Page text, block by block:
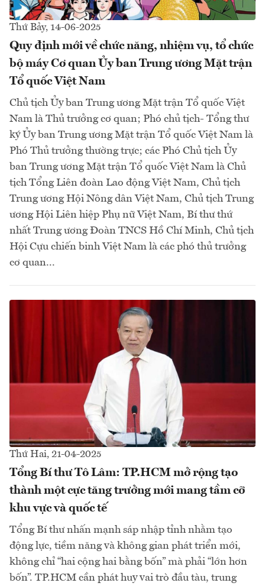
Thứ Bảy, 14-06-2025
Quy định mới về chức năng, nhiệm vụ, tổ chức
bộ máy Cơ quan Ủy ban Trung ương Mặt trận
Tổ quốc Việt Nam
Chủ tịch Ủy ban Trung ương Mặt trận Tổ quốc Việt
Nam là Thủ trưởng cơ quan; Phó chủ tịch- Tổng thư
ký Ủy ban Trung ương Mặt trận Tổ quốc Việt Nam là
Phó Thủ trưởng thường trực; các Phó Chủ tịch Ủy
ban Trung ương Mặt trận Tổ quốc Việt Nam là Chủ
tịch Tổng Liên đoàn Lao động Việt Nam, Chủ tịch
Trung ương Hội Nông dân Việt Nam, Chủ tịch Trung
ương Hội Liên hiệp Phụ nữ Việt Nam, Bí thư thứ
nhất Trung ương Đoàn TNCS Hồ Chí Minh, Chủ tịch
Hội Cựu chiến binh Việt Nam là các phó thủ trưởng
cơ quan...
Thứ Hai, 21-04-2025
Tổng Bí thư Tô Lâm: TP.HCM mở rộng tạo
thành một cực tăng trưởng mới mang tầm cỡ
khu vực và quốc tế
Tổng Bí thư nhấn mạnh sáp nhập tỉnh nhằm tạo
động lực, tiềm năng và không gian phát triển mới,
không chỉ “hai cộng hai bằng bốn” mà phải “lớn hơn
bốn”. TP.HCM cần phát huy vai trò đầu tàu, trung